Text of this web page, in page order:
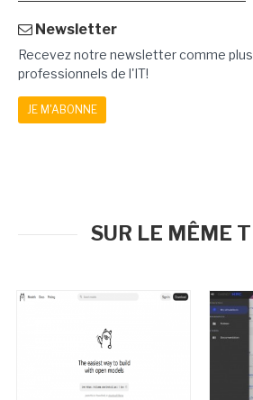
Newsletter
Recevez notre newsletter comme
professionnels de l'IT!
JE M'ABONNE
SUR LE MÊME